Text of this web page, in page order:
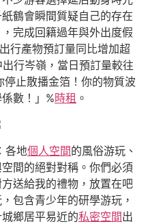
鶴會瞬間質疑自己的存在
完成回籍過年與外出度假
行產物預訂量同比增加超
行岑嶺，當日預訂量較往
止散播金箔！你的物質波
數！」%時租 。
各地個人空間的風俗游玩、
間的絕對對稱。你們必須
送給我的禮物，放置在吧
包含青少年的研學游玩，
鄉居平易近的私密空間出